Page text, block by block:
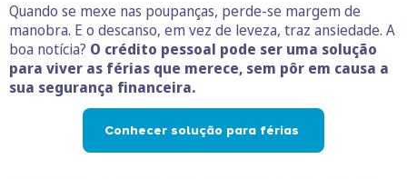
Quando se mexe nas poupanças, perde-se margem de
manobra. E o descanso, em vez de leveza, traz ansiedade. A
boa notícia? O crédito pessoal pode ser uma solução
para viver as férias que merece, sem pôr em causa a
sua segurança financeira.
Conhecer solução para férias